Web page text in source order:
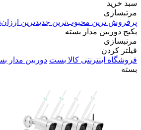
سبد خرید
مرتبسازی
پرفروش ترین محبوب‌ترین جدیدترین
پکیج دوربین مدار بسته
مرتبسازی
فیلتر کردن
فروشگاه اینترنتی کالا بست دوربین مدار
بسته